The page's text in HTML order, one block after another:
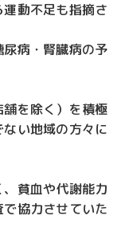
動不足も指摘さ
病・腎臓病の予
を除く）を積極
い地域の方々に
貧血や代謝能力
協力させていた